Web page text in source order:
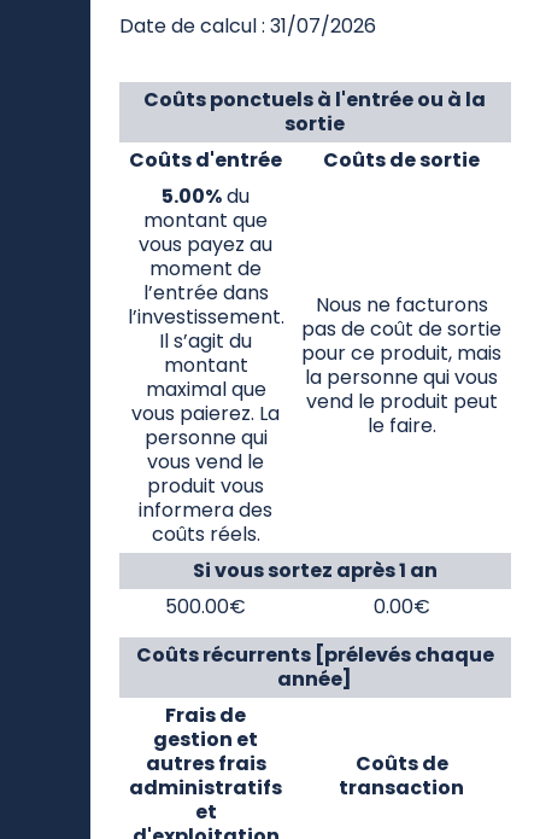
hypothèse d'investissement : 10 000
Date de calcul : 31/07/2026
Coûts ponctuels à l'entrée ou à la
Coûts d'entrée
5.00%du
montant que
vous payez au
moment de
l’entrée dans
l’investissement.
Il s’agit du
montant
maximal que
vous paierez. La
personne qui
vous vend le
produit vous
informera des
coûts réels.
Nous ne facturons
pas de coût de sortie
pour ce produit, mais
Si vous sortez après 1 an
Coûts récurrents [prélevés chaque
Frais de
gestion et
autres frais